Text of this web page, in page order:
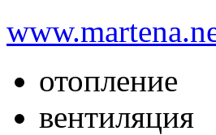
отопление
вентиляция